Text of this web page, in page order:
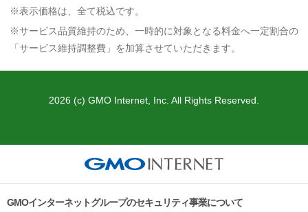
※表示価格は、全て税込です。
※サービス品質維持のため、一時的に対象となる料金へ一定割合の
「サービス維持調整費」を加算させていただきます。
2026 (c) GMO Internet, Inc. All Rights Reserved.
GMOインターネットグループのセキュリティ事業について